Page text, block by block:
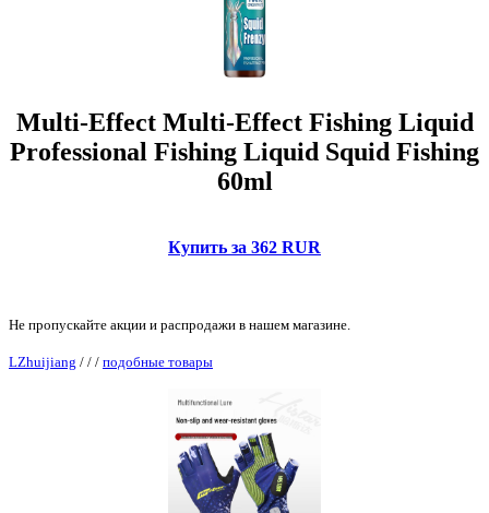
Multi-Effect Multi-Effect Fishing Liquid
Professional Fishing Liquid Squid Fishing
60ml
Купить за 362 RUR
Не пропускайте акции и распродажи в нашем магазине.
LZhuijiang / / / подобные товары